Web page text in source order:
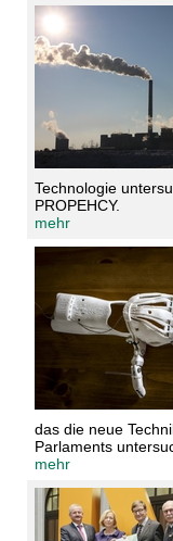
Technologie
PROPEHCY.
mehr
das die neue
Parlaments
mehr